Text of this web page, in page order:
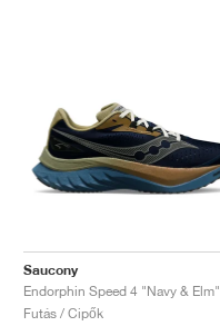
Saucony
Endorphin Speed 4 "Navy & Elm"
Futás / Cipők